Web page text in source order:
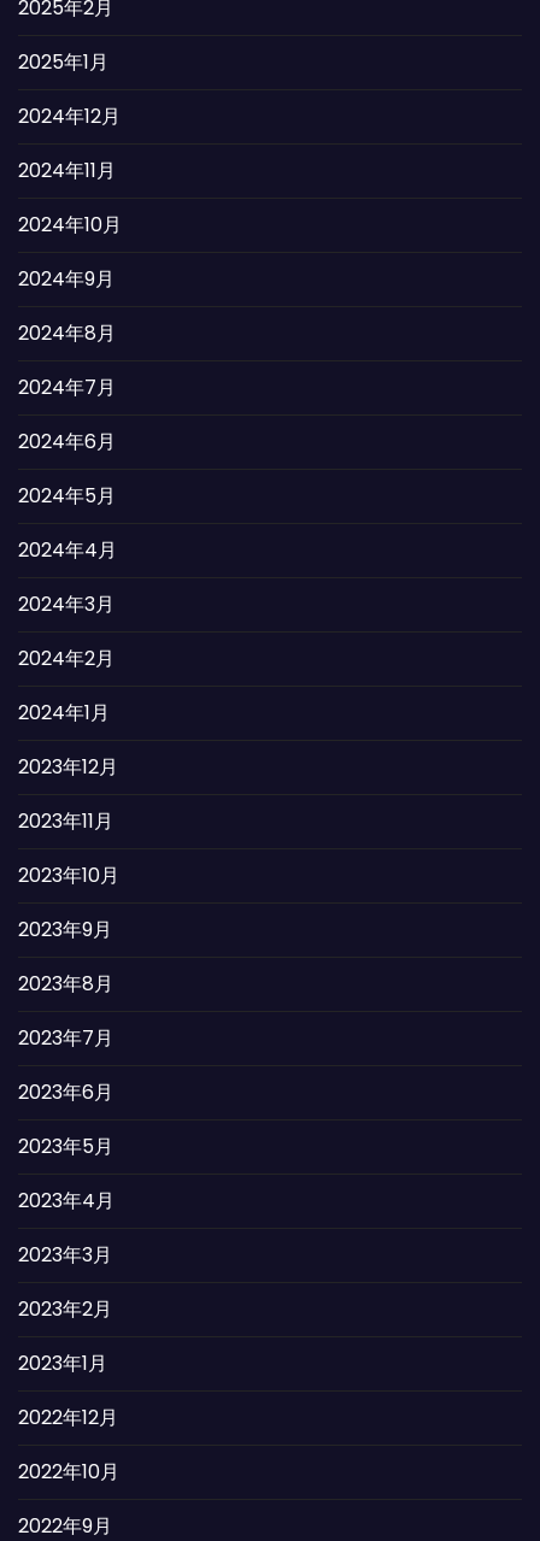
2025年2月
2025年1月
2024年12月
2024年11月
2024年10月
2024年9月
2024年8月
2024年7月
2024年6月
2024年5月
2024年4月
2024年3月
2024年2月
2024年1月
2023年12月
2023年11月
2023年10月
2023年9月
2023年8月
2023年7月
2023年6月
2023年5月
2023年4月
2023年3月
2023年2月
2023年1月
2022年12月
2022年10月
2022年9月